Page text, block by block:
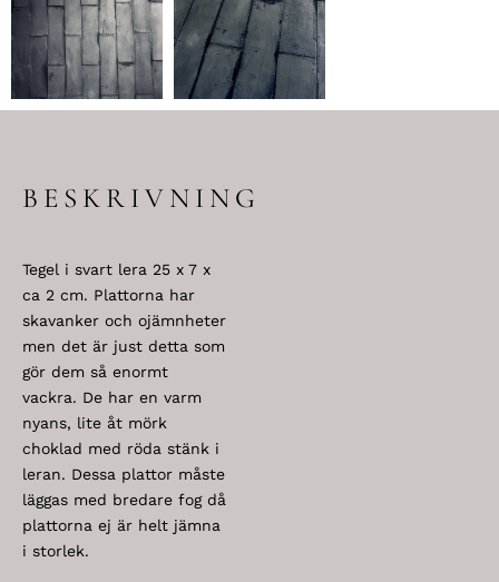
BESKRIVNING
Tegel i svart lera 25 x 7 x
ca 2 cm. Plattorna har
skavanker och ojämnheter
men det är just detta som
gör dem så enormt
vackra. De har en varm
nyans, lite åt mörk
choklad med röda stänk i
leran. Dessa plattor måste
läggas med bredare fog då
plattorna ej är helt jämna
i storlek.